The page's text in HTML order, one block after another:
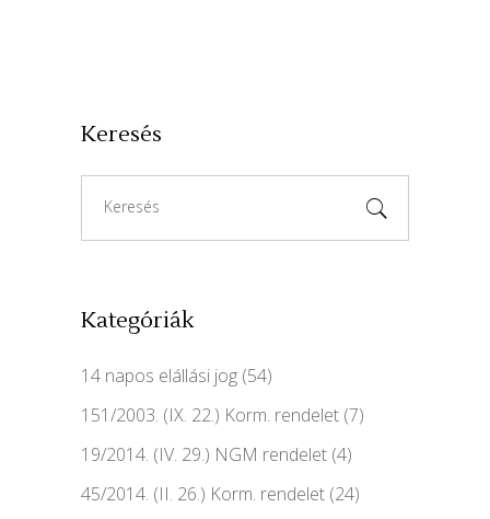
Keresés
for:
Kategóriák
14 napos elállási jog (54)
151/2003. (IX. 22.) Korm. rendelet (7)
19/2014. (IV. 29.) NGM rendelet (4)
45/2014. (II. 26.) Korm. rendelet (24)